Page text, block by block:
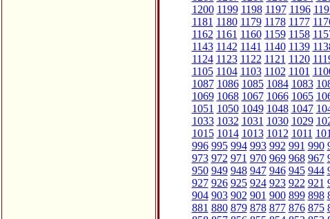
1200 1199 1198 1197 1196
1181 1180 1179 1178 1177
1162 1161 1160 1159 1158
1143 1142 1141 1140 1139
1124 1123 1122 1121 1120
1105 1104 1103 1102 1101
1087 1086 1085 1084 1083
1069 1068 1067 1066 1065
1051 1050 1049 1048 1047
1033 1032 1031 1030 1029
1015 1014 1013 1012 1011
996 995 994 993 992 991 990
973 972 971 970 969 968 967
950 949 948 947 946 945 944
927 926 925 924 923 922 921
904 903 902 901 900 899 898
881 880 879 878 877 876 875